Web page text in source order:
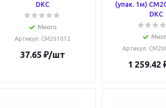
DKC
Много
Артикул: CM261012
37.65 ₽/шт
(упак. 1м)
DKC
Артикул:
1 259.42